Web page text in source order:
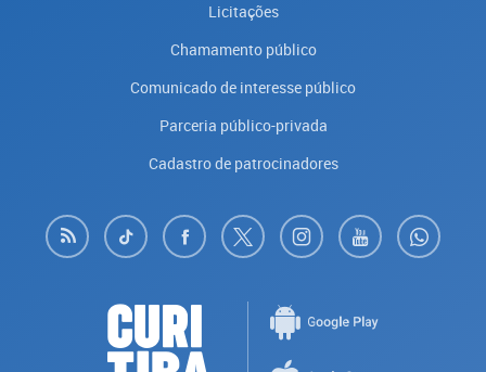
Licitações
Chamamento público
Comunicado de interesse público
Parceria público-privada
Cadastro de patrocinadores